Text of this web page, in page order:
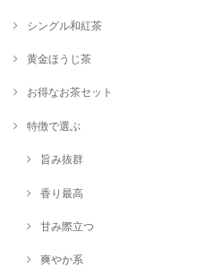
シングル和紅茶
黄金ほうじ茶
お得なお茶セット
特徴で選ぶ
旨み抜群
香り最高
甘み際立つ
爽やか系